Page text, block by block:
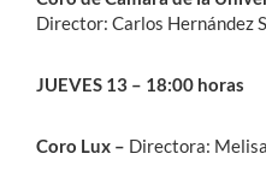
Director: Carlos Hernández
JUEVES 13 – 18:00 horas
Coro Lux – Directora: